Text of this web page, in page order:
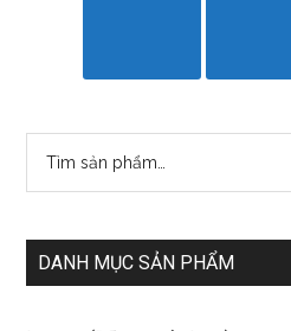
DANH MỤC SẢN PHẨM